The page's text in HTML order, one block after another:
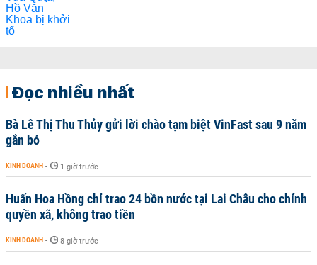
Đọc nhiều nhất
Bà Lê Thị Thu Thủy gửi lời chào tạm biệt VinFast sau 9 năm
gắn bó
KINH DOANH - 1 giờ trước
Huấn Hoa Hồng chỉ trao 24 bồn nước tại Lai Châu cho chính
quyền xã, không trao tiền
KINH DOANH - 8 giờ trước